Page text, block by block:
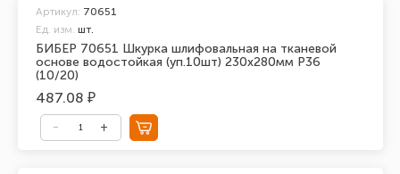
БИБЕР 70651 Шкурка шлифовальная на тканевой
основе водостойкая (уп.10шт) 230х280мм Р36
(10/20)
Артикул: 70651
Ед. изм. шт.
487.08 ₽